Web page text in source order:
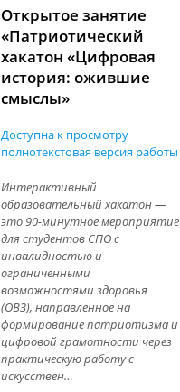
Открытое занятие
«Патриотический
хакатон «Цифровая
история: ожившие
смыслы»
Доступна к просмотру
полнотекстовая версия работы
Интерактивный
образовательный хакатон —
это 90-минутное мероприятие
для студентов СПО с
инвалидностью и
ограниченными
возможностями здоровья
(ОВЗ), направленное на
формирование патриотизма и
цифровой грамотности через
практическую работу с
искусствен…